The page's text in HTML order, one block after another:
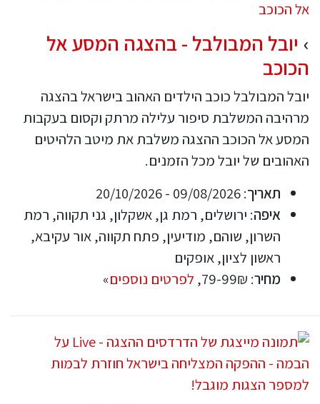
יובל המבולבל - בהצגה המסע אל
הכוכב
יובל המבולבל כוכב הילדים האהוב בישראל בהצגה
מרהיבה המשלבת סיפור עלילה מרתק וקסום בעקבות
המסע אל הכוכב ההצגה משלבת את מיטב הלהיטים
האהובים של יובל מכל הזמנים.
תאריך: 09/08/2026 - 20/10/2026
איפה: ירושלים, רמת גן, אשקלון, גני תקווה, רמת
השרון, שוהם, מודיעין, פתח תקווה, אור עקיבא,
ראשון לציון, אופקים
מחיר: 79-99₪, לפרטים נוספים»